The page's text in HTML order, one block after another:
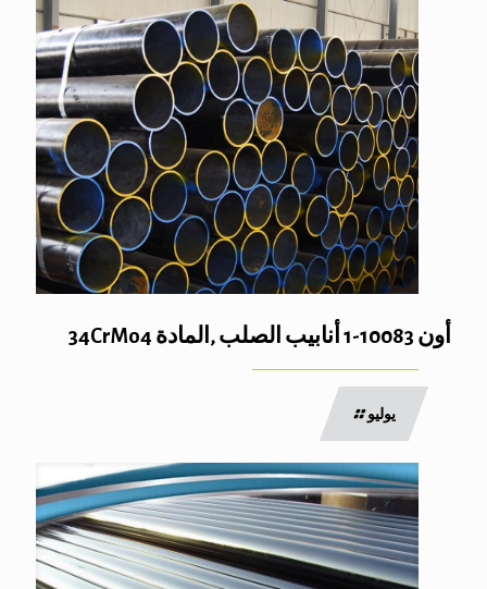
أون 10083-1 أنابيب الصلب ,المادة 34CrMo4
يوليو